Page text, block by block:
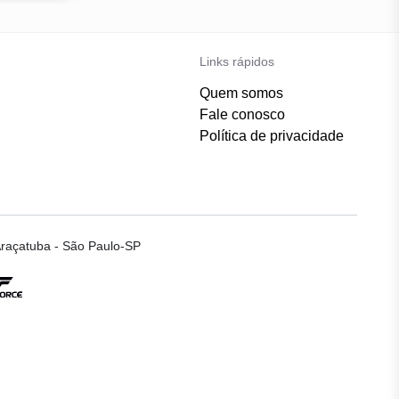
Links rápidos
Quem somos
Fale conosco
Política de privacidade
- São Paulo-SP